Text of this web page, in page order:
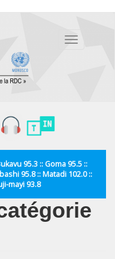
Toggle
95.3 :: Goma 95.5 ::
95.8 :: Matadi 102.0 ::
mayi 93.8